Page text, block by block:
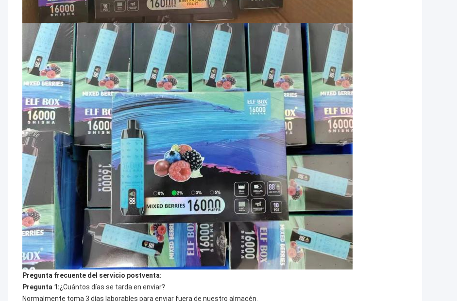
Pregunta frecuente del servicio postventa:
Pregunta 1:¿Cuántos días se tarda en enviar?
Normalmente toma 3 días laborables para enviar fuera de nuestro almacén.